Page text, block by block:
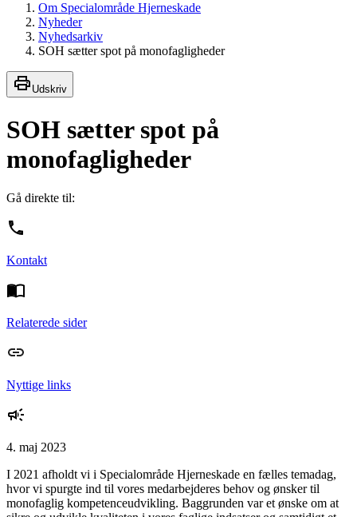
Om Specialområde Hjerneskade
Nyheder
Nyhedsarkiv
SOH sætter spot på monofagligheder
Udskriv
SOH sætter spot på
monofagligheder
Gå direkte til:
Kontakt
Relaterede sider
Nyttige links
4. maj 2023
I 2021 afholdt vi i Specialområde Hjerneskade en fælles temadag,
hvor vi spurgte ind til vores medarbejderes behov og ønsker til
monofaglig kompetenceudvikling. Baggrunden var et ønske om at